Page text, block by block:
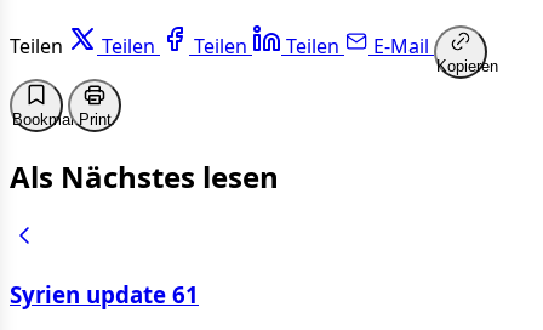
Teilen Teilen Teilen Teilen E-Mail
Kopieren
BookmarkPrint
Als Nächstes lesen
Syrien update 61